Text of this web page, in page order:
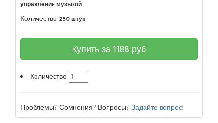
управление музыкой
Количество 250 штук
Купить за 1188 руб
Количество
Проблемы? Сомнения? Вопросы? Задайте вопрос!